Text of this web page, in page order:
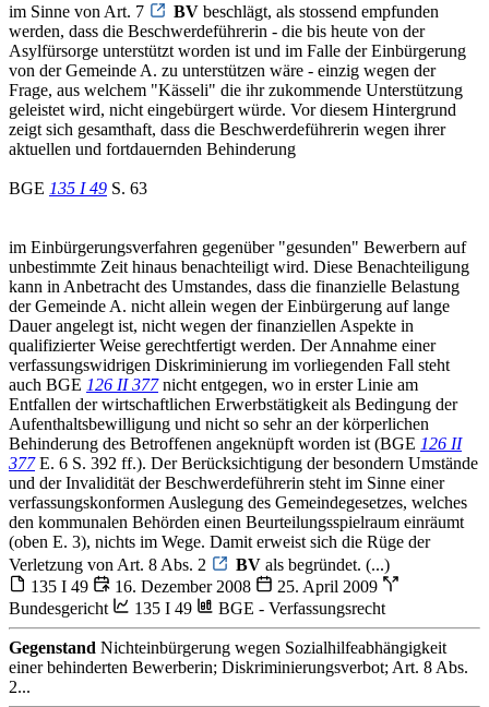
im Sinne von Art. 7
BV beschlägt, als stossend empfunden
werden, dass die Beschwerdeführerin - die bis heute von der
Asylfürsorge unterstützt worden ist und im Falle der Einbürgerung
von der Gemeinde A. zu unterstützen wäre - einzig wegen der
Frage, aus welchem "Kässeli" die ihr zukommende Unterstützung
geleistet wird, nicht eingebürgert würde. Vor diesem Hintergrund
zeigt sich gesamthaft, dass die Beschwerdeführerin wegen ihrer
aktuellen und fortdauernden Behinderung
BGE 135 I 49 S. 63
im Einbürgerungsverfahren gegenüber "gesunden" Bewerbern auf
unbestimmte Zeit hinaus benachteiligt wird. Diese Benachteiligung
kann in Anbetracht des Umstandes, dass die finanzielle Belastung
der Gemeinde A. nicht allein wegen der Einbürgerung auf lange
Dauer angelegt ist, nicht wegen der finanziellen Aspekte in
qualifizierter Weise gerechtfertigt werden. Der Annahme einer
verfassungswidrigen Diskriminierung im vorliegenden Fall steht
auch BGE 126 II 377nicht entgegen, wo in erster Linie am
Entfallen der wirtschaftlichen Erwerbstätigkeit als Bedingung der
Aufenthaltsbewilligung und nicht so sehr an der körperlichen
Behinderung des Betroffenen angeknüpft worden ist (BGE 126 II
377E. 6 S. 392 ff.). Der Berücksichtigung der besondern Umstände
und der Invalidität der Beschwerdeführerin steht im Sinne einer
verfassungskonformen Auslegung des Gemeindegesetzes, welches
den kommunalen Behörden einen Beurteilungsspielraum einräumt
(oben E. 3), nichts im Wege. Damit erweist sich die Rüge der
Verletzung von Art. 8 Abs. 2
BV als begründet. (...)
135 I 49
16. Dezember 2008
25. April 2009
Bundesgericht
135 I 49 BGE - Verfassungsrecht
Gegenstand Nichteinbürgerung wegen Sozialhilfeabhängigkeit
einer behinderten Bewerberin; Diskriminierungsverbot; Art. 8 Abs.
2...